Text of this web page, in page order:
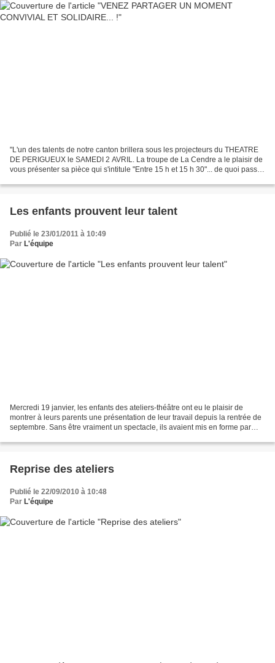
"L'un des talents de notre canton brillera sous les projecteurs du THEATRE
DE PERIGUEUX le SAMEDI 2 AVRIL. La troupe de La Cendre a le plaisir de
vous présenter sa pièce qui s'intitule "Entre 15 h et 15 h 30"... de quoi passer
Les enfants prouvent leur talent
Publié le 23/01/2011 à 10:49
Par L'équipe
Mercredi 19 janvier, les enfants des ateliers-théâtre ont eu le plaisir de
montrer à leurs parents une présentation de leur travail depuis la rentrée de
septembre. Sans être vraiment un spectacle, ils avaient mis en forme par
Reprise des ateliers
Publié le 22/09/2010 à 10:48
Par L'équipe